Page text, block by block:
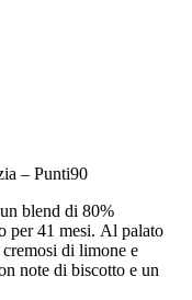
– Punti90
blend di 80%
per 41 mesi. Al palato
cremosi di limone e
note di biscotto e un